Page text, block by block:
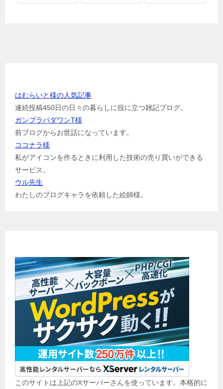
はむらいと様の人気記事
連続投稿450日の日々の暮らしに役に立つ雑記ブログ。
ガンプラパダワンT様
前ブログからお世話になっています。
ココナラ様
私がアイコンを作るときに利用した技術の売り買いができる
サービス。
ウル先生
わたしのブログキャラを依頼した絵師様。
このサイトは上記のXサーバーさんを使っています。本格的に